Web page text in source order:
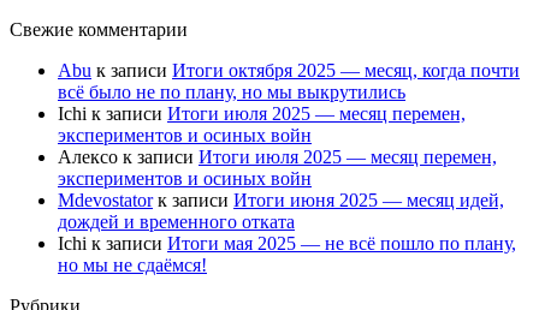
Свежие комментарии
Abu к записи Итоги октября 2025 — месяц, когда почти
всё было не по плану, но мы выкрутились
Ichi к записи Итоги июля 2025 — месяц перемен,
экспериментов и осиных войн
Алексо к записи Итоги июля 2025 — месяц перемен,
экспериментов и осиных войн
Mdevostatorк записи Итоги июня 2025 — месяц идей,
дождей и временного отката
Ichi к записи Итоги мая 2025 — не всё пошло по плану,
но мы не сдаёмся!
Рубрики